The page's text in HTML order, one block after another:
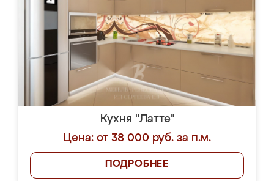
Кухня "Латте"
Цена: от 38 000 руб. за п.м.
ПОДРОБНЕЕ